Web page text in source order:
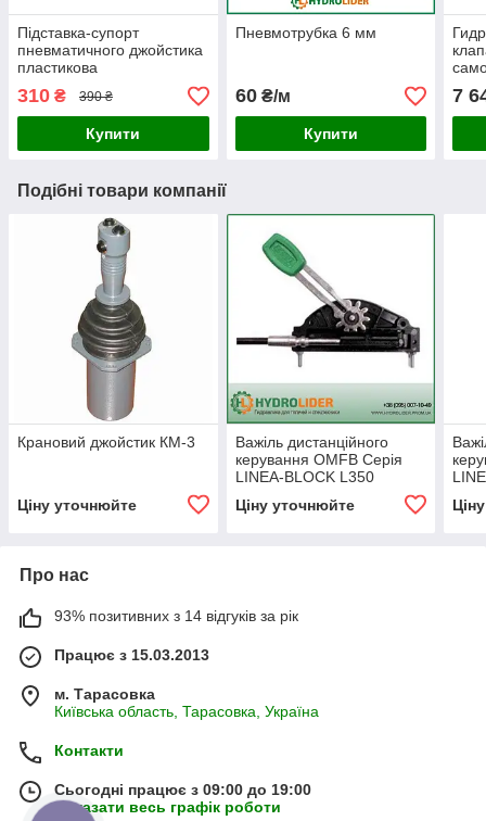
Підставка-супорт
пневматичного джойстика
пластикова
310 ₴ 390 ₴
Купити
Пневмотрубка 6 мм
60₴/м
Купити
7
Подібні товари компанії
Крановий джойстик КМ-3
Ціну уточнюйте
Важіль дистанційного
керування OMFB Серія
LINEA-BLOCK L350
Ціну уточнюйте
Про нас
93% позитивних з 14 відгуків за рік
Працює з 15.03.2013
м. Тарасовка
Київська область, Тарасовка, Україна
Контакти
Сьогодні працює з 09:00 до 19:00
Показати весь графік роботи